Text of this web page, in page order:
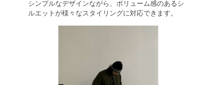
シンプルなデザインながら、ボリューム感のあるシ
ルエットが様々なスタイリングに対応できます。